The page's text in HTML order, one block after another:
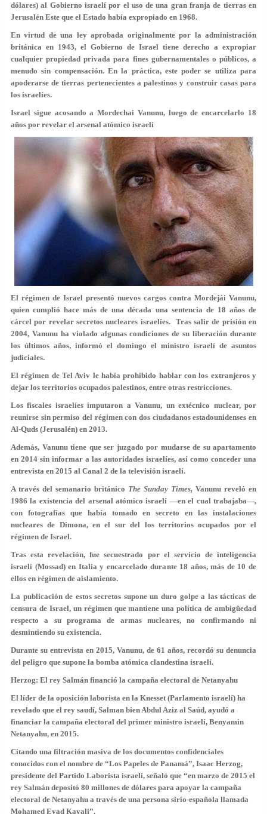
dólares) al Gobierno israelí por el uso de una gran franja de tierras en
Jerusalén Este que el Estado había expropiado en 1968.
En virtud de una ley aprobada originalmente por la administración
británica en 1943, el Gobierno de Israel tiene derecho a expropiar
cualquier propiedad privada para fines gubernamentales o públicos, a
menudo sin compensación. En la práctica, este poder se utiliza para
apoderarse de tierras pertenecientes a palestinos y construir casas para
los israelíes.
Israel sigue acosando a Mordechai Vanunu, luego de encarcelarlo 18
años por revelar el arsenal atómico israelí
El régimen de Israel presentó nuevos cargos contra Mordejái Vanunu,
quien cumplió hace más de una década una sentencia de 18 años de
cárcel por revelar secretos nucleares israelíes. Tras salir de prisión en
2004, Vanunu ha violado algunas condiciones de su liberación durante
los últimos años, informó el domingo el ministro israelí de asuntos
judiciales.
El régimen de Tel Aviv le había prohibido hablar con los extranjeros y
dejar los territorios ocupados palestinos, entre otras restricciones.
Los fiscales israelíes imputaron a Vanunu, un extécnico nuclear, por
reunirse sin permiso del régimen con dos ciudadanos estadounidenses en
Al-Quds (Jerusalén) en 2013.
Además, Vanunu tiene que ser juzgado por mudarse de su apartamento
en 2014 sin informar a las autoridades israelíes, así como conceder una
entrevista en 2015 al Canal 2 de la televisión israelí.
A través del semanario británico The Sunday Times, Vanunu reveló en
1986 la existencia del arsenal atómico israelí —en el cual trabajaba—,
con fotografías que había tomado en secreto en las instalaciones
nucleares de Dimona, en el sur del los territorios ocupados por el
régimen de Israel.
Tras esta revelación, fue secuestrado por el servicio de inteligencia
israelí (Mossad) en Italia y encarcelado durante 18 años, más de 10 de
ellos en régimen de aislamiento.
La publicación de estos secretos supone un duro golpe a las tácticas de
censura de Israel, un régimen que mantiene una política de ambigüedad
respecto a su programa de armas nucleares, no confirmando ni
desmintiendo su existencia.
Durante su entrevista en 2015, Vanunu, de 61 años, recordó su denuncia
del peligro que supone la bomba atómica clandestina israelí.
Herzog: El rey Salmán financió la campaña electoral de Netanyahu
El líder de la oposición laborista en la Knesset (Parlamento israelí) ha
revelado que el rey saudí, Salman bien Abdul Aziz al Saúd, ayudó a
financiar la campaña electoral del primer ministro israelí, Benyamin
Netanyahu, en 2015.
Citando una filtración masiva de los documentos confidenciales
conocidos con el nombre de “Los Papeles de Panamá”, Isaac Herzog,
presidente del Partido Laborista israelí, señaló que “en marzo de 2015 el
rey Salmán depositó 80 millones de dólares para apoyar la campaña
electoral de Netanyahu a través de una persona sirio-española llamada
Mohamed Eyad Kayali”.